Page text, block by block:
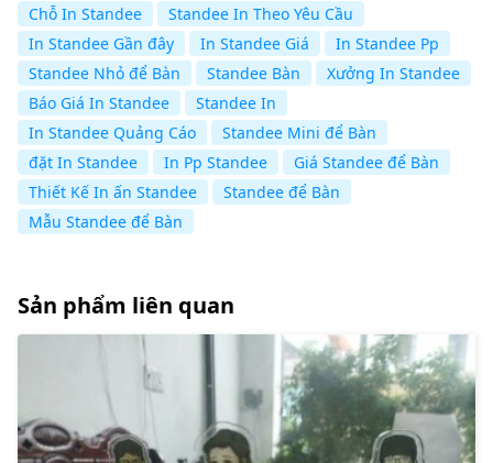
Chỗ In Standee
Standee In Theo Yêu Cầu
In Standee Gần đây
In Standee Giá
In Standee Pp
Standee Nhỏ để Bàn
Standee Bàn
Xưởng In Standee
Báo Giá In Standee
Standee In
In Standee Quảng Cáo
Standee Mini để Bàn
đặt In Standee
In Pp Standee
Giá Standee để Bàn
Thiết Kế In ấn Standee
Standee để Bàn
Mẫu Standee để Bàn
Sản phẩm liên quan